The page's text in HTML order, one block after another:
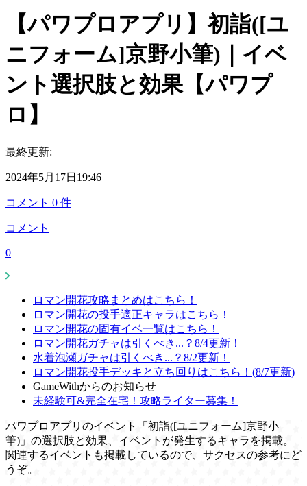
【パワプロアプリ】初詣([ユ
ニフォーム]京野小筆)｜イベ
ント選択肢と効果【パワプ
ロ】
最終更新:
2024年5月17日19:46
コメント 0 件
コメント
0
ロマン開花攻略まとめはこちら！
ロマン開花の投手適正キャラはこちら！
ロマン開花の固有イベ一覧はこちら！
ロマン開花ガチャは引くべき...？8/4更新！
水着泡瀬ガチャは引くべき...？8/2更新！
ロマン開花投手デッキと立ち回りはこちら！(8/7更新)
GameWithからのお知らせ
未経験可&完全在宅！攻略ライター募集！
パワプロアプリのイベント「初詣([ユニフォーム]京野小
筆)」の選択肢と効果、イベントが発生するキャラを掲載。
関連するイベントも掲載しているので、サクセスの参考にど
うぞ。